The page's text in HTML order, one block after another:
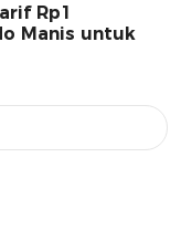
Rp1
Manis untuk